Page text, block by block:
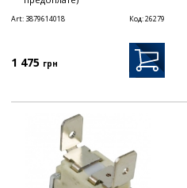
Art: 3879614018 Код:26279
1 475 грн